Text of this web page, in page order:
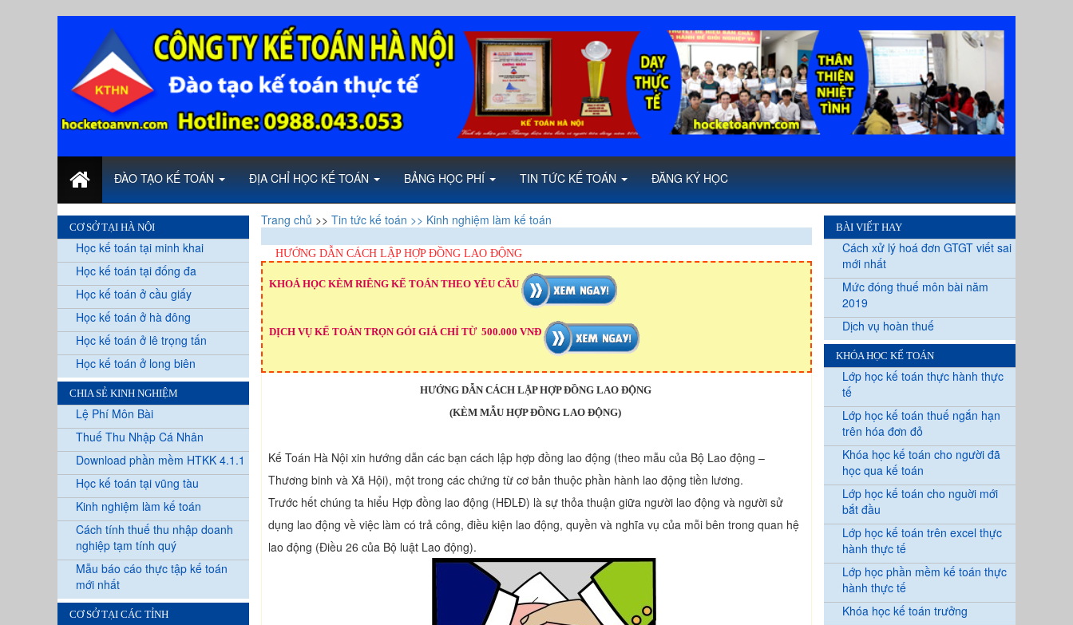
ĐÀO TẠO KẾ TOÁN ĐỊA CHỈ HỌC KẾ TOÁN BẢNG HỌC PHÍ TIN TỨC KẾ TOÁN ĐĂNG KÝ HỌC
CƠ SỞ TẠI HÀ NỘI
Học kế toán tại minh khai
Học kế toán tại đống đa
Học kế toán ở cầu giấy
Học kế toán ở hà đông
Học kế toán ở lê trọng tấn
Học kế toán ở long biên
CHIA SẺ KINH NGHIỆM
Lệ Phí Môn Bài
Thuế Thu Nhập Cá Nhân
Download phần mềm HTKK 4.1.1
Học kế toán tại vũng tàu
Kinh nghiệm làm kế toán
Cách tính thuế thu nhập doanh
nghiệp tạm tính quý
Mẫu báo cáo thực tập kế toán
mới nhất
CƠ SỞ TẠI CÁC TỈNH
Trang chủ >> Tin tức kế toán >> Kinh nghiệm làm kế toán
HƯỚNG DẪN CÁCH LẬP HỢP ĐỒNG LAO ĐỘNG
KHOÁ HỌC KÈM RIÊNG KẾ TOÁN THEO YÊU CẦU
DỊCH VỤ KẾ TOÁN TRỌN GÓI GIÁ CHỈ TỪ 500.000 VNĐ
HƯỚNG DẪN CÁCH LẬP HỢP ĐỒNG LAO ĐỘNG
(KÈM MẪU HỢP ĐỒNG LAO ĐỘNG)
Kế Toán Hà Nội xin hướng dẫn các bạn cách lập hợp đồng lao động (theo mẫu của Bộ Lao động –
Thương binh và Xã Hội), một trong các chứng từ cơ bản thuộc phần hành lao động tiền lương.
Trước hết chúng ta hiểu Hợp đồng lao động (HĐLĐ) là sự thỏa thuận giữa người lao động và người sử
dụng lao động về việc làm có trả công, điều kiện lao động, quyền và nghĩa vụ của mỗi bên trong quan hệ
lao động (Điều 26 của Bộ luật Lao động).
BÀI VIẾT HAY
Cách xử lý hoá đơn GTGT viết sai
mới nhất
Mức đóng thuế môn bài năm
2019
Dịch vụ hoàn thuế
KHÓA HỌC KẾ TOÁN
Lớp học kế toán thực hành thực
tế
Lớp học kế toán thuế ngắn hạn
trên hóa đơn đỏ
Khóa học kế toán cho người đã
học qua kế toán
Lớp học kế toán cho nguời mới
bắt đầu
Lớp học kế toán trên excel thực
hành thực tế
Lớp học phần mềm kế toán thực
hành thực tế
Khóa học kế toán trưởng